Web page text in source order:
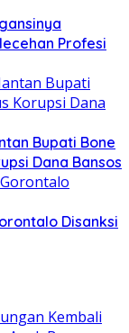
Profesi
Bupati Bone
Dana Bansos
Disanksi